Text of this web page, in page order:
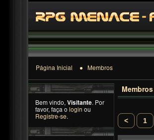
Página Inicial Membros
Bem vindo, Visitante. Por
favor, faça o login ou
Registre-se. < 1